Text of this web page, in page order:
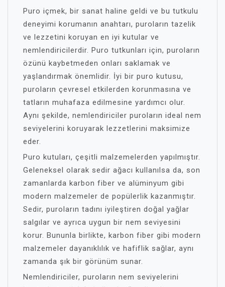
Puro içmek, bir sanat haline geldi ve bu tutkulu
deneyimi korumanın anahtarı, puroların tazelik
ve lezzetini koruyan en iyi kutular ve
nemlendiricilerdir. Puro tutkunları için, puroların
özünü kaybetmeden onları saklamak ve
yaşlandırmak önemlidir. İyi bir puro kutusu,
puroların çevresel etkilerden korunmasına ve
tatların muhafaza edilmesine yardımcı olur.
Aynı şekilde, nemlendiriciler puroların ideal nem
seviyelerini koruyarak lezzetlerini maksimize
eder.
Puro kutuları, çeşitli malzemelerden yapılmıştır.
Geleneksel olarak sedir ağacı kullanılsa da, son
zamanlarda karbon fiber ve alüminyum gibi
modern malzemeler de popülerlik kazanmıştır.
Sedir, puroların tadını iyileştiren doğal yağlar
salgılar ve ayrıca uygun bir nem seviyesini
korur. Bununla birlikte, karbon fiber gibi modern
malzemeler dayanıklılık ve hafiflik sağlar, aynı
zamanda şık bir görünüm sunar.
Nemlendiriciler, puroların nem seviyelerini